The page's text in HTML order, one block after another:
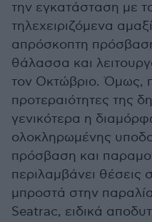
την εγκατάσταση με
τηλεχειριζόμενα
απρόσκοπτη
θάλασσα και
τον Οκτώβριο. Όμως,
προτεραιότητες της
γενικότερα η
ολοκληρωμένης
πρόσβαση και
περιλαμβάνει
μπροστά στην
Seatrac, ειδικά